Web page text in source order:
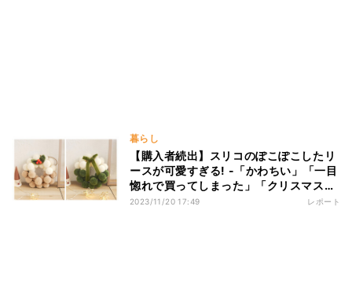
暮らし
【購入者続出】スリコのぽこぽこしたリ
ースが可愛すぎる! -「かわちい」「一目
惚れで買ってしまった」「クリスマスが
楽しみになったしQOL上がった」の声
2023/11/20 17:49 レポート